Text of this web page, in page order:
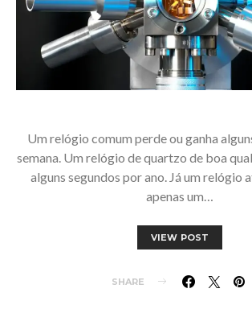
Um relógio comum perde ou ganha
semana. Um relógio de quartzo de boa
alguns segundos por ano. Já um relógio
apenas um…
VIEW POST
SHARE